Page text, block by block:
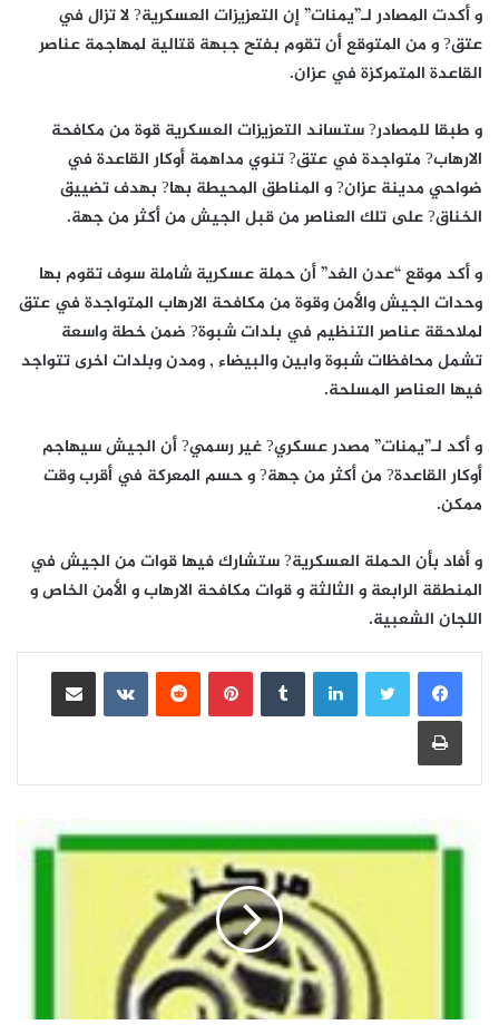
و أكدت المصادر لـ”يمنات” إن التعزيزات العسكرية? لا تزال في
عتق? و من المتوقع أن تقوم بفتح جبهة قتالية لمهاجمة عناصر
القاعدة المتمركزة في عزان.
و طبقا للمصادر? ستساند التعزيزات العسكرية قوة من مكافحة
الارهاب? متواجدة في عتق? تنوي مداهمة أوكار القاعدة في
ضواحي مدينة عزان? و المناطق المحيطة بها? بهدف تضييق
الخناق? على تلك العناصر من قبل الجيش من أكثر من جهة.
و أكد موقع “عدن الغد” أن حملة عسكرية شاملة سوف تقوم بها
وحدات الجيش والأمن وقوة من مكافحة الارهاب المتواجدة في عتق
لملاحقة عناصر التنظيم في بلدات شبوة? ضمن خطة واسعة
تشمل محافظات شبوة وابين والبيضاء , ومدن وبلدات اخرى تتواجد
فيها العناصر المسلحة.
و أكد لـ”يمنات” مصدر عسكري? غير رسمي? أن الجيش سيهاجم
أوكار القاعدة? من أكثر من جهة? و حسم المعركة في أقرب وقت
ممكن.
و أفاد بأن الحملة العسكرية? ستشارك فيها قوات من الجيش في
المنطقة الرابعة و الثالثة و قوات مكافحة الارهاب و الأمن الخاص و
اللجان الشعبية.
لينكدإن بينتيريست
مشاركة عبر البريد
طباعة